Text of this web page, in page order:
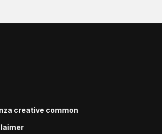
creative common